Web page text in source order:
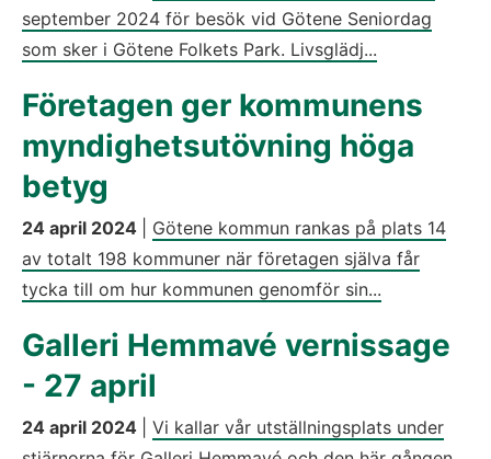
september 2024 för besök vid Götene Seniordag
som sker i Götene Folkets Park. Livsglädj...
Företagen ger kommunens
myndighetsutövning höga
betyg
24 april 2024
Götene kommun rankas på plats 14
av totalt 198 kommuner när företagen själva får
tycka till om hur kommunen genomför sin...
Galleri Hemmavé vernissage
- 27 april
24 april 2024
Vi kallar vår utställningsplats under